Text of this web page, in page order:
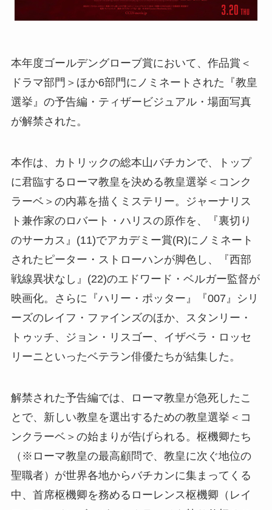
本年度ゴールデングローブ賞において、作品賞＜
ドラマ部門＞ほか6部門にノミネートされた『教皇
選挙』の予告編・ティザービジュアル・場面写真
が解禁された。
本作は、カトリックの総本山バチカンで、トップ
に君臨するローマ教皇を決める教皇選挙＜コンク
ラーベ＞の内幕を描くミステリー。ジャーナリス
ト兼作家のロバート・ハリスの原作を、『裏切り
のサーカス』(11)でアカデミー賞(R)にノミネート
されたピーター・ストローハンが脚色し、『西部
戦線異状なし』(22)のエドワード・ベルガー監督が
映画化。さらに『ハリー・ポッター』『007』シリ
ーズのレイフ・ファインズのほか、スタンリー・
トゥッチ、ジョン・リスゴー、イザベラ・ロッセ
リーニといったベテラン俳優たちが結集した。
解禁された予告編では、ローマ教皇が急死したこ
とで、新しい教皇を選出するための教皇選挙＜コ
ンクラーベ＞の始まりが告げられる。枢機卿たち
（※ローマ教皇の最高顧問で、教皇に次ぐ地位の
聖職者）が世界各地からバチカンに集まってくる
中、首席枢機卿を務めるローレンス枢機卿（レイ